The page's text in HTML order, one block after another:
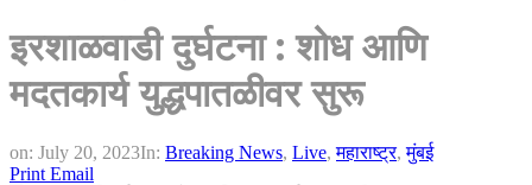
इरशाळवाडी दुर्घटना : शोध आणि
मदतकार्य युद्धपातळीवर सुरू
on: July 20, 2023In: Breaking News, Live,महाराष्ट्र,मुंबई
Print Email